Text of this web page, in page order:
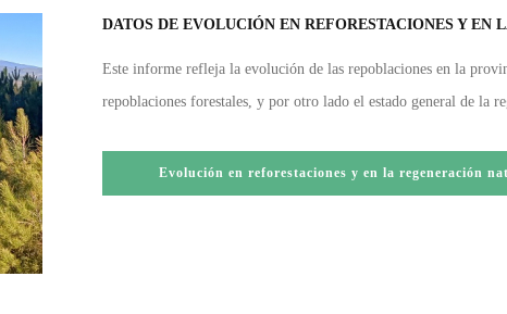
DATOS DE EVOLUCIÓN EN REFORESTACIONES Y EN
Este informe refleja la evolución de las repoblaciones en la
repoblaciones forestales, y por otro lado el estado general de la
Evolución en reforestaciones y en la regeneración